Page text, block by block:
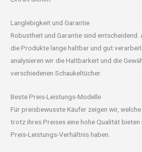
Langlebigkeit und Garantie
Robustheit und Garantie sind entscheidend.
die Produkte lange haltbar und gut
analysieren wir die Haltbarkeit und die
verschiedenen Schaukeltücher.
Beste Preis-Leistungs-Modelle
Für preisbewusste Käufer zeigen wir,
trotz ihres Preises eine hohe Qualität
Preis-Leistungs-Verhältnis haben.